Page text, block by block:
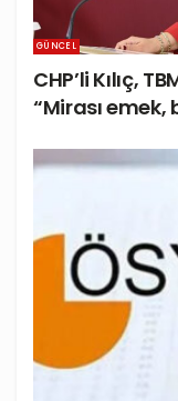
GÜNCEL
CHP’li Kılıç,
“Mirası emek,